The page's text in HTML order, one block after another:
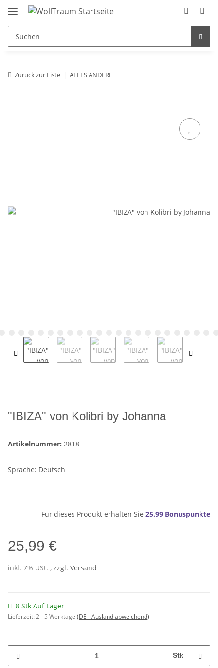
Zurück zur Liste ALLES ANDERE
"IBIZA" von Kolibri by Johanna
Artikelnummer: 2818
Sprache: Deutsch
Für dieses Produkt erhalten Sie 25.99 Bonuspunkte
25,99 €
inkl. 7% USt. , zzgl. Versand
8 Stk Auf Lager
Lieferzeit:2 - 5 Werktage (DE - Ausland abweichend)
Stk